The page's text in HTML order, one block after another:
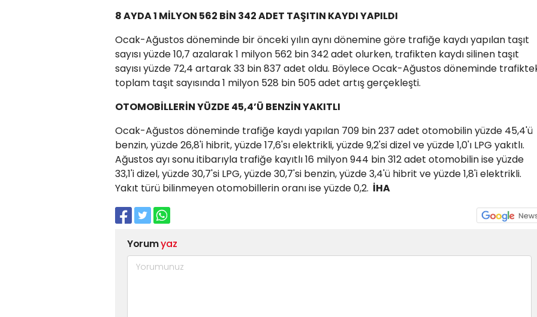
8 AYDA 1 MİLYON 562 BİN 342 ADET TAŞITIN KAYDI YAPILDI
Ocak-Ağustos döneminde bir önceki yılın aynı dönemine göre trafiğe kaydı yapılan taşıt
sayısı yüzde 10,7 azalarak 1 milyon 562 bin 342 adet olurken, trafikten kaydı silinen taşıt
sayısı yüzde 72,4 artarak 33 bin 837 adet oldu. Böylece Ocak-Ağustos döneminde
toplam taşıt sayısında 1 milyon 528 bin 505 adet artış gerçekleşti.
OTOMOBİLLERİN YÜZDE 45,4’Ü BENZİN YAKITLI
Ocak-Ağustos döneminde trafiğe kaydı yapılan 709 bin 237 adet otomobilin yüzde 45,4'ü
benzin, yüzde 26,8'i hibrit, yüzde 17,6'sı elektrikli, yüzde 9,2'si dizel ve yüzde 1,0'ı LPG yakıtlı.
Ağustos ayı sonu itibarıyla trafiğe kayıtlı 16 milyon 944 bin 312 adet otomobilin ise yüzde
33,1'i dizel, yüzde 30,7'si LPG, yüzde 30,7'si benzin, yüzde 3,4'ü hibrit ve yüzde 1,8'i elektrikli.
Yakıt türü bilinmeyen otomobillerin oranı ise yüzde 0,2. İHA
Yorumyaz